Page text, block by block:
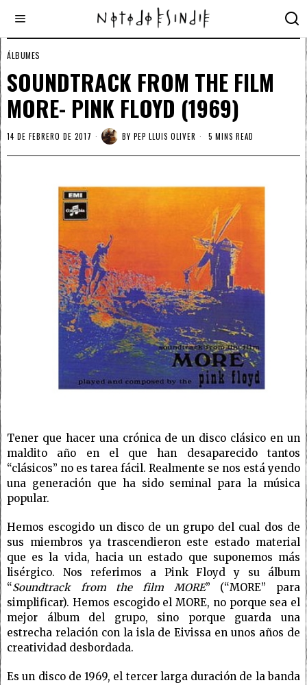
ÁLBUMES
SOUNDTRACK FROM THE FILM
MORE- PINK FLOYD (1969)
14 DE FEBRERO DE 2017 BY PEP LLUIS OLIVER 5 MINS READ
Tener que hacer una crónica de un disco clásico en un
maldito año en el que han desaparecido tantos
“clásicos” no es tarea fácil. Realmente se nos está yendo
una generación que ha sido seminal para la música
popular.
Hemos escogido un disco de un grupo del cual dos de
sus miembros ya trascendieron este estado material
que es la vida, hacia un estado que suponemos más
lisérgico. Nos referimos a Pink Floyd y su álbum
“Soundtrack from the film MORE” (“MORE” para
simplificar). Hemos escogido el MORE, no porque sea el
mejor álbum del grupo, sino porque guarda una
estrecha relación con la isla de Eivissa en unos años de
creatividad desbordada.
Es un disco de 1969, el tercer larga duración de la banda